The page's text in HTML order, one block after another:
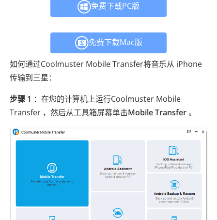
免费下载PC版
免费下载Mac版
如何通过Coolmuster Mobile Transfer将音乐从 iPhone
传输到三星：
步骤 1 ：在您的计算机上运行Coolmuster Mobile
Transfer ，然后从工具箱屏幕单击Mobile Transfer。